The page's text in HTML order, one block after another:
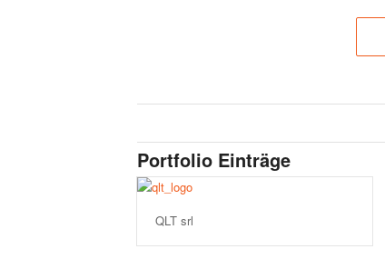
Portfolio Einträge
QLT srl